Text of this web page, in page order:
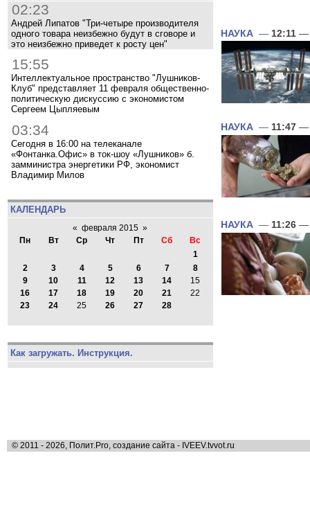
02:23
Андрей Липатов "Три-четыре производителя
одного товара неизбежно будут в сговоре и
это неизбежно приведет к росту цен"
15:55
Интеллектуальное пространство "Лушников-
Клуб" представляет 11 февраля общественно-
политическую дискуссию с экономистом
Сергеем Цыпляевым
03:34
Сегодня в 16:00 на телеканале
«Фонтанка.Офис» в ток-шоу «Лушников» б.
замминистра энергетики РФ, экономист
Владимир Милов
КАЛЕНДАРЬ
« февраля 2015 »
Пн
Вт Ср Чт Пт Сб
Вс
1
2
3 4 5 6 7
8
9
10 11 12 13 14
15
16
17 18 19 20 21
22
23
24 25 26 27 28
Как загружать. Инструкция.
НАУКА — 12:11 —
НАУКА — 11:47 —
НАУКА — 11:26 —
© 2011 - 2026, Полит.Pro, создание сайта - IVEEV.tvvot.ru